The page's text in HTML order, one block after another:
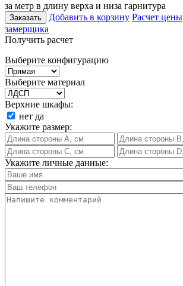
за метр в длину верха и низа гарнитура
Заказать Добавить в корзину Расчет цены
замерщика
Получить расчет
Выберите конфигурацию
Выберите материал
Верхние шкафы:
нет да
Укажите размер:
Укажите личные данные: